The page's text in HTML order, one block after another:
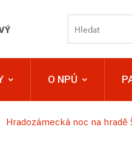
O NPÚ
Hradozámecká noc na hradě